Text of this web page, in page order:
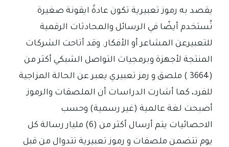
يقصد به رموز تعبيرية تكون عادةً ايقونة صغيرة
تُستخدم أيضًا في الرسائل والمحادثات الرقمية
للتعبيرعن المشاعر أو الأفكار. وقد أتاحت الشركات
المنتجة لأجهزة وبرمجيات التواصل الشبكي أكثر من
(3664 ) ملصق و رمز تعبيري يعبر عن الحالة المزاجية
للفرد، كما أشارت الدراسات أن الملصقات والرموز
أصبحت لغة عالمية (غير رسمية) وحسب
الاحصائيات يتم أرسال أكثر من (6) مليار رسالة كل
يوم تتضمن ملصقات و رموز تعبيرية تتدوال من قبل